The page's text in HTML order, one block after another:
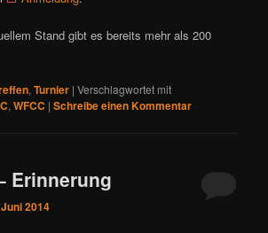
Stand gibt es bereits mehr als 200
,Turnier |Verschlagwortet mit
,WFCC |Schreibe einen Kommentar
Erinnerung
2014